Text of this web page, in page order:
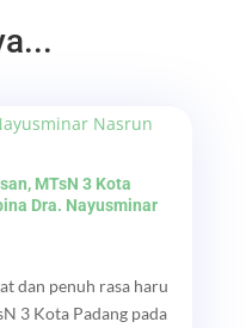
MTsN 3 Kota
Dra. Nayusminar
dan penuh rasa haru
3 Kota Padang pada